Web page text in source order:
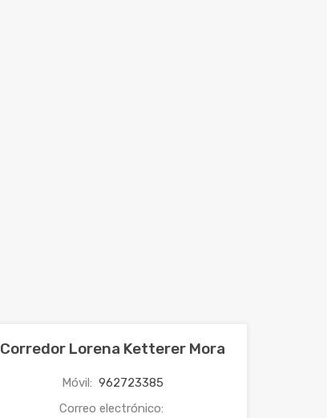
Corredor Lorena Ketterer Mora
Móvil: 962723385
Correo electrónico: